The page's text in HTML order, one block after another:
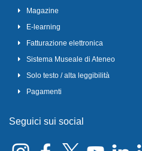
Magazine
E-learning
Fatturazione elettronica
Sistema Museale di Ateneo
Solo testo / alta leggibilità
Pagamenti
Seguici sui social